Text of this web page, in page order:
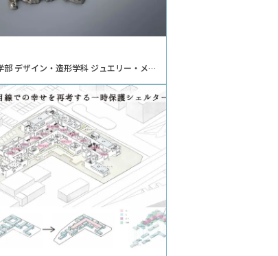
部 デザイン・造形学科 ジュエリー・メタ